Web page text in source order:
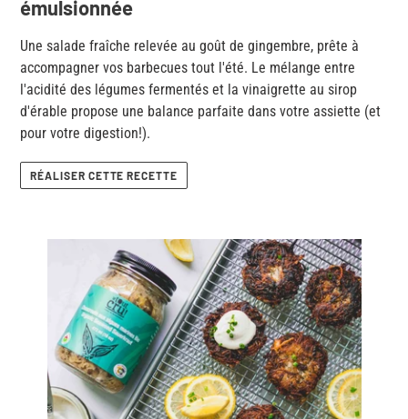
émulsionnée
Une salade fraîche relevée au goût de gingembre, prête à
accompagner vos barbecues tout l'été. Le mélange entre
l'acidité des légumes fermentés et la vinaigrette au sirop
d'érable propose une balance parfaite dans votre assiette (et
pour votre digestion!).
RÉALISER CETTE RECETTE